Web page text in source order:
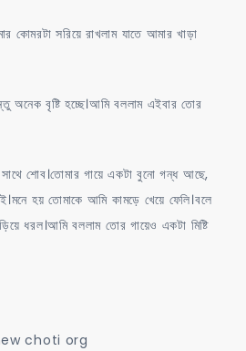
কোমরটা সরিয়ে রাখলাম যাতে আমার খাড়া
অনেক বৃষ্টি হচ্ছে।আমি বললাম এইবার তোর
শোব।তোমার গায়ে একটা বুনো গন্ধ আছে,
হয় তোমাকে আমি কামড়ে খেয়ে ফেলি।বলে
ধরল।আমি বললাম তোর গায়েও একটা মিষ্টি
new choti org